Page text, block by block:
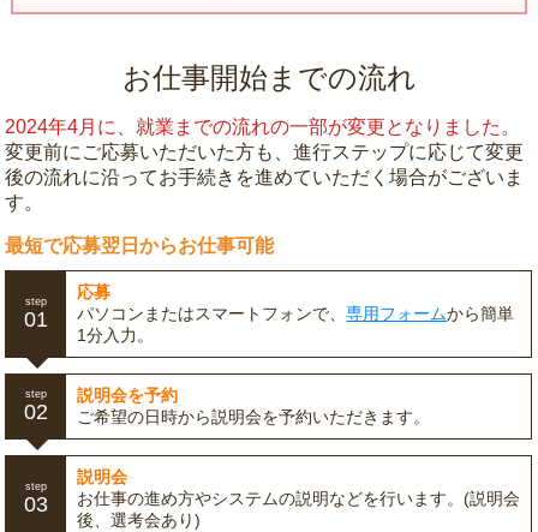
お仕事開始までの流れ
2024年4月に、就業までの流れの一部が変更となりました。
変更前にご応募いただいた方も、進行ステップに応じて変更
後の流れに沿ってお手続きを進めていただく場合がございま
す。
最短で応募翌日からお仕事可能
step
01
応募
パソコンまたはスマートフォンで、専用フォームから簡単
1分入力。
step
02
説明会を予約
ご希望の日時から説明会を予約いただきます。
step
03
説明会
お仕事の進め方やシステムの説明などを行います。(説明会
後、選考会あり)